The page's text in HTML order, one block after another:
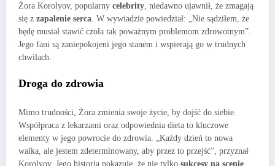
Żora Korolyov, popularny celebrity , niedawno ujawnił, że zmagają
się z zapalenie serca . W wywiadzie powiedział: „Nie sądziłem, że
będę musiał stawić czoła tak poważnym problemom zdrowotnym”.
Jego fani są zaniepokojeni jego stanem i wspierają go w trudnych
chwilach.
Droga do zdrowia
Mimo trudności, Żora zmienia swoje życie, by dojść do siebie.
Współpraca z lekarzami oraz odpowiednia dieta to kluczowe
elementy w jego powrocie do zdrowia. „Każdy dzień to nowa
walka, ale jestem zdeterminowany, aby przez to przejść”, przyznał
Korolyov. Jego historia pokazuje, że nie tylko sukcesy na scenie